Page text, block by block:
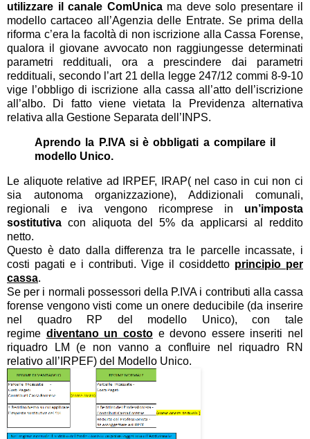
utilizzare il canale ComUnicama deve solo presentare il
modello cartaceo all’Agenzia delle Entrate. Se prima della
riforma c’era la facoltà di non iscrizione alla Cassa Forense,
qualora il giovane avvocato non raggiungesse determinati
parametri reddituali, ora a prescindere dai parametri
reddituali, secondo l’art 21 della legge 247/12 commi 8-9-10
vige l’obbligo di iscrizione alla cassa all’atto dell’iscrizione
all’albo. Di fatto viene vietata la Previdenza alternativa
relativa alla Gestione Separata dell’INPS.
Aprendo la P.IVA si è obbligati a compilare il
modello Unico.
Le aliquote relative ad IRPEF, IRAP( nel caso in cui non ci
sia autonoma organizzazione), Addizionali comunali,
regionali e iva vengono ricomprese in un’imposta
sostitutiva con aliquota del 5% da applicarsi al reddito
netto.
Questo è dato dalla differenza tra le parcelle incassate, i
costi pagati e i contributi. Vige il cosiddetto principio per
cassa.
Se per i normali possessori della P.IVA i contributi alla cassa
forense vengono visti come un onere deducibile (da inserire
nel quadro RP del modello Unico), con tale
regime diventano un costoe devono essere inseriti nel
riquadro LM (e non vanno a confluire nel riquadro RN
relativo all’IRPEF) del Modello Unico.